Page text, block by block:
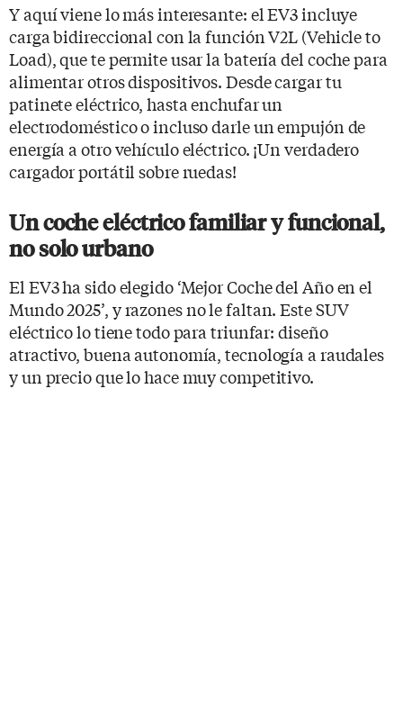
Y aquí viene lo más interesante: el EV3 incluye
carga bidireccional con la función V2L (Vehicle to
Load), que te permite usar la batería del coche para
alimentar otros dispositivos. Desde cargar tu
patinete eléctrico, hasta enchufar un
electrodoméstico o incluso darle un empujón de
energía a otro vehículo eléctrico. ¡Un verdadero
cargador portátil sobre ruedas!
Un coche eléctrico familiar y funcional,
no solo urbano
El EV3 ha sido elegido ‘Mejor Coche del Año en el
Mundo 2025’, y razones no le faltan. Este SUV
eléctrico lo tiene todo para triunfar: diseño
atractivo, buena autonomía, tecnología a raudales
y un precio que lo hace muy competitivo.